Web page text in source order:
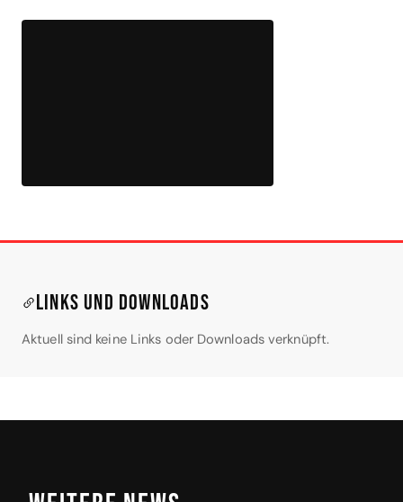
Links und Downloads
Aktuell sind keine Links oder Downloads verknüpft.